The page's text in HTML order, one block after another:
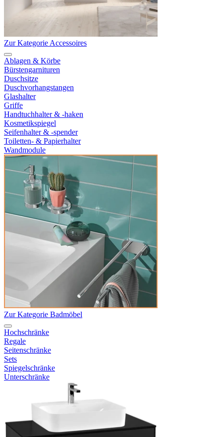
Zur Kategorie Accessoires
Ablagen & Körbe
Bürstengarnituren
Duschsitze
Duschvorhangstangen
Glashalter
Griffe
Handtuchhalter & -haken
Kosmetikspiegel
Seifenhalter & -spender
Toiletten- & Papierhalter
Wandmodule
Zur Kategorie Badmöbel
Hochschränke
Regale
Seitenschränke
Sets
Spiegelschränke
Unterschränke